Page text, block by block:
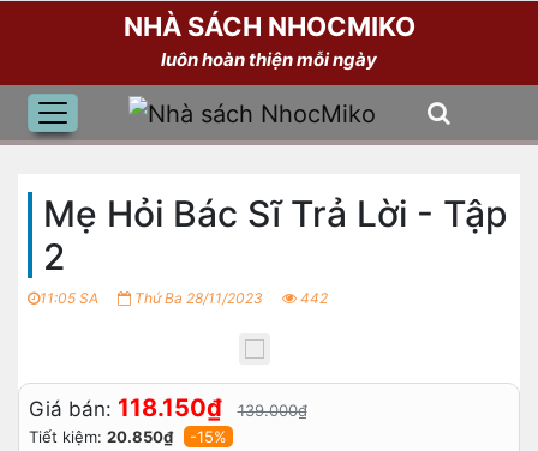
NHÀ SÁCH NHOCMIKO
luôn hoàn thiện mỗi ngày
Mẹ Hỏi Bác Sĩ Trả Lời - Tập
2
11:05 SA Thứ Ba 28/11/2023 442
Giá bán: 118.150₫
139.000₫
Tiết kiệm: 20.850₫ -15%